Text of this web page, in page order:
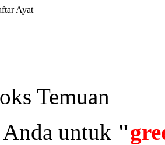
Ayat
Temuan
Anda untuk "